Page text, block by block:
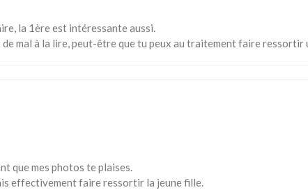
la 1ère est intéressante aussi.
de mal à la lire, peut-être que tu peux au traitement faire ressortir
que mes photos te plaises.
effectivement faire ressortir la jeune fille.